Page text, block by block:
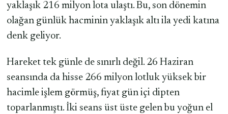
yaklaşık 216 milyon lota ulaştı. Bu, son dönemin
olağan günlük hacminin yaklaşık altı ila yedi katına
denk geliyor.
Hareket tek günle de sınırlı değil. 26 Haziran
seansında da hisse 266 milyon lotluk yüksek bir
hacimle işlem görmüş, fiyat gün içi dipten
toparlanmıştı. İki seans üst üste gelen bu yoğun el